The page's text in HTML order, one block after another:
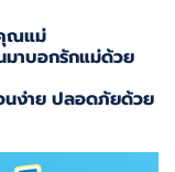
ณแม่
าบอกรักแม่ด้วย
นง่าย ปลอดภัยด้วย